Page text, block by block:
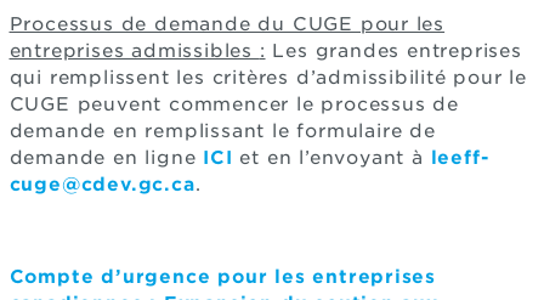
Processus de demande du CUGE pour les
entreprises admissibles : Les grandes entreprises
qui remplissent les critères d’admissibilité pour le
CUGE peuvent commencer le processus de
demande en remplissant le formulaire de
demande en ligne ICI et en l’envoyant à leeff-
cuge@cdev.gc.ca.
Compte d’urgence pour les entreprises